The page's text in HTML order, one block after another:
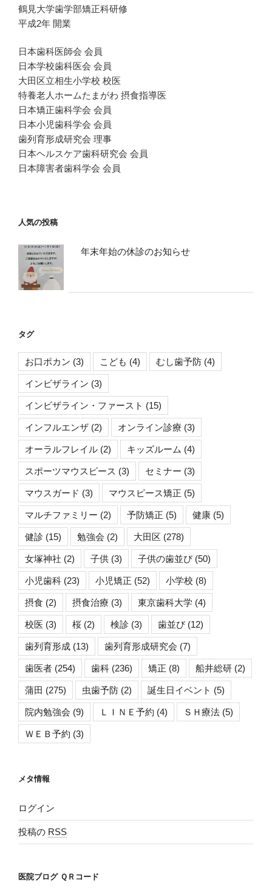
鶴見大学歯学部矯正科研修
平成2年 開業
日本歯科医師会 会員
日本学校歯科医会 会員
大田区立相生小学校 校医
特養老人ホームたまがわ 摂食指導医
日本矯正歯科学会 会員
日本小児歯科学会 会員
歯列育形成研究会 理事
日本ヘルスケア歯科研究会 会員
日本障害者歯科学会 会員
人気の投稿
年末年始の休診のお知らせ
タグ
お口ポカン (3) こども (4) むし歯予防 (4)
インビザライン (3)
インビザライン・ファースト (15)
インフルエンザ (2) オンライン診療 (3)
オーラルフレイル (2) キッズルーム (4)
スポーツマウスピース (3) セミナー (3)
マウスガード (3) マウスピース矯正 (5)
マルチファミリー (2) 予防矯正 (5) 健康 (5)
健診 (15) 勉強会 (2) 大田区 (278)
女塚神社 (2) 子供 (3) 子供の歯並び (50)
小児歯科 (23) 小児矯正 (52) 小学校 (8)
摂食 (2) 摂食治療 (3) 東京歯科大学 (4)
校医 (3) 桜 (2) 検診 (3) 歯並び (12)
歯列育形成 (13) 歯列育形成研究会 (7)
歯医者 (254) 歯科 (236) 矯正 (8) 船井総研 (2)
蒲田 (275) 虫歯予防 (2) 誕生日イベント (5)
院内勉強会 (9) ＬＩＮＥ予約 (4) ＳＨ療法 (5)
ＷＥＢ予約 (3)
メタ情報
ログイン
投稿の RSS
医院ブログ ＱＲコード